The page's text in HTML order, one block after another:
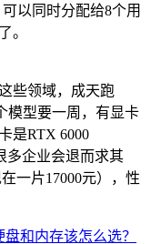
以同时分配给8个用
。
些领域，成天跑
模型要一周，有显卡
是RTX 6000
多企业会退而求其
一片17000元），性